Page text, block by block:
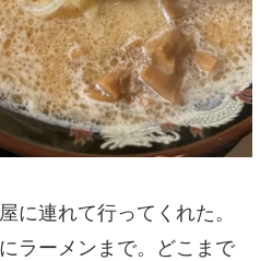
に連れて行ってくれた。
ラーメンまで。どこまで